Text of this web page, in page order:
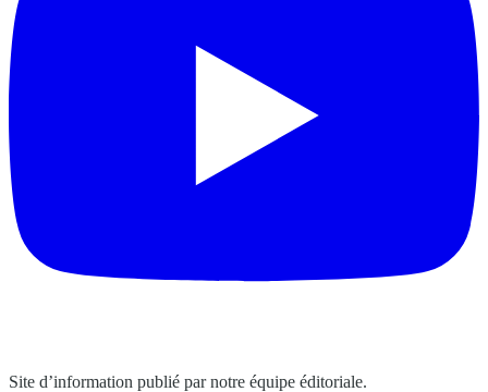
Site d’information publié par notre équipe éditoriale.